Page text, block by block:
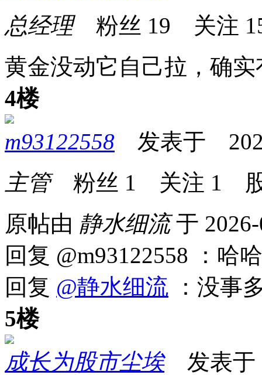
总经理粉丝 19 关注
黄金没动它自己拉，确实
4楼
m93122558 发表于
主管粉丝 1 关注 1
原帖由 静水细流于
回复 @m93122558 ：哈
回复 @静水细流 ：没事
5楼
成长为股市尘埃发表于